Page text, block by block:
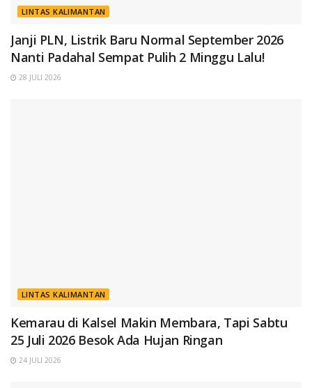
LINTAS KALIMANTAN
Janji PLN, Listrik Baru Normal September 2026
Nanti Padahal Sempat Pulih 2 Minggu Lalu!
28 JULI 2026
LINTAS KALIMANTAN
Kemarau di Kalsel Makin Membara, Tapi Sabtu
25 Juli 2026 Besok Ada Hujan Ringan
24 JULI 2026